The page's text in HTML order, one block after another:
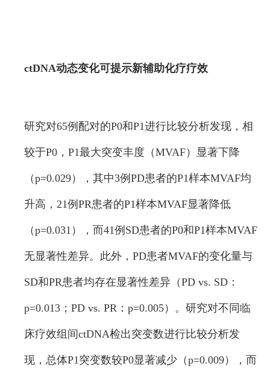
ctDNA动态变化可提示新辅助化疗疗效
研究对65例配对的P0和P1进行比较分析发现，相
较于P0，P1最大突变丰度（MVAF）显著下降
（p=0.029），其中3例PD患者的P1样本MVAF均
升高，21例PR患者的P1样本MVAF显著降低
（p=0.031），而41例SD患者的P0和P1样本MVAF
无显著性差异。此外，PD患者MVAF的变化量与
SD和PR患者均存在显著性差异（PD vs. SD：
p=0.013；PD vs. PR：p=0.005）。研究对不同临
床疗效组间ctDNA检出突变数进行比较分析发
现，总体P1突变数较P0显著减少（p=0.009），而